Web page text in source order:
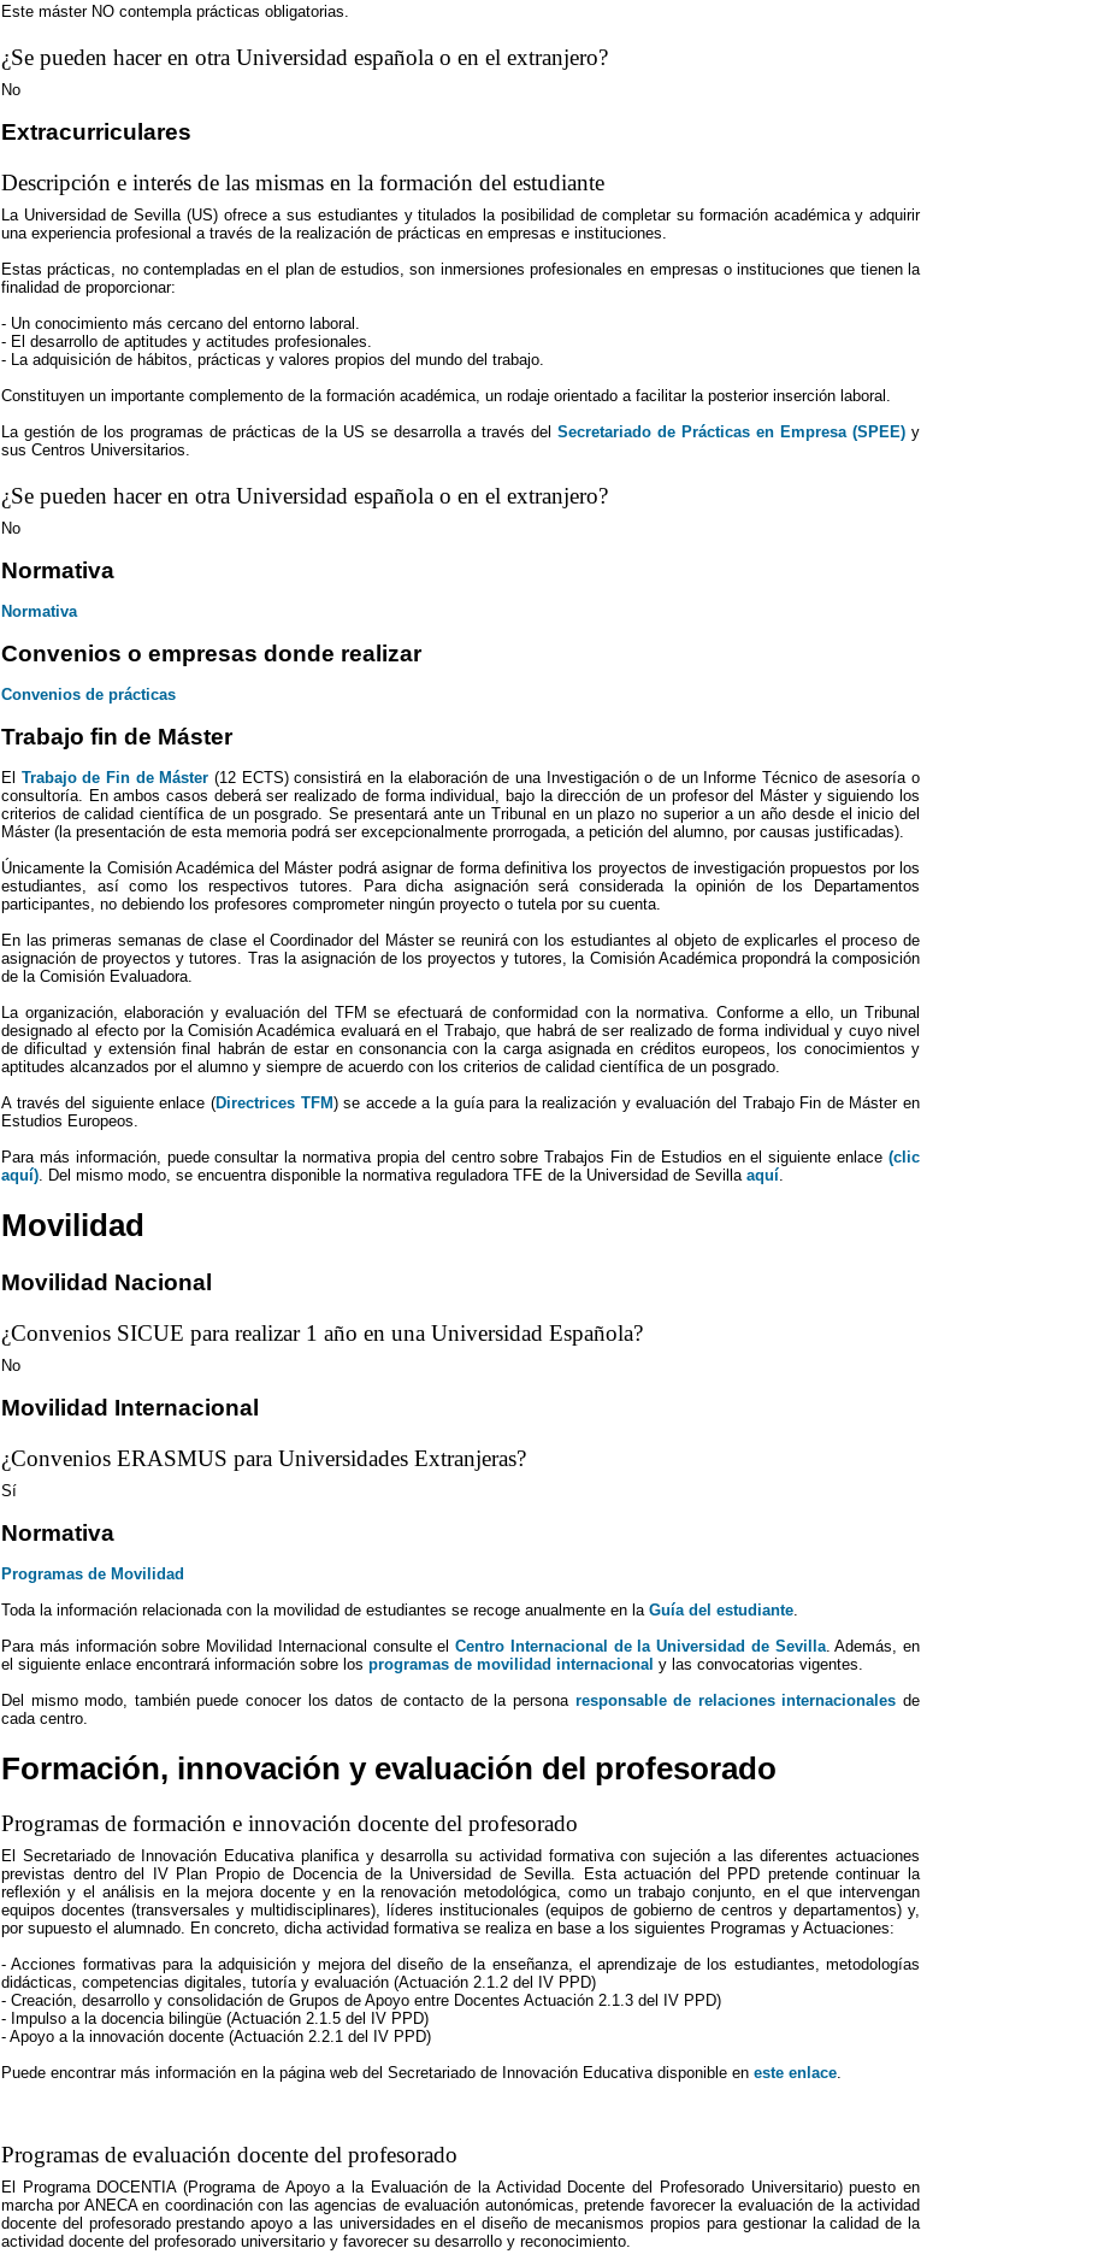
Este máster NO contempla prácticas obligatorias.
¿Se pueden hacer en otra Universidad española o en el extranjero?
No
Extracurriculares
Descripción e interés de las mismas en la formación del estudiante
La Universidad de Sevilla (US) ofrece a sus estudiantes y titulados la posibilidad de completar su formación académica y adquirir
una experiencia profesional a través de la realización de prácticas en empresas e instituciones.
Estas prácticas, no contempladas en el plan de estudios, son inmersiones profesionales en empresas o instituciones que tienen la
finalidad de proporcionar:
- Un conocimiento más cercano del entorno laboral.
- El desarrollo de aptitudes y actitudes profesionales.
- La adquisición de hábitos, prácticas y valores propios del mundo del trabajo.
Constituyen un importante complemento de la formación académica, un rodaje orientado a facilitar la posterior inserción laboral.
La gestión de los programas de prácticas de la US se desarrolla a través del Secretariado de Prácticas en Empresa (SPEE) y
sus Centros Universitarios.
¿Se pueden hacer en otra Universidad española o en el extranjero?
No
Normativa
Normativa
Convenios o empresas donde realizar
Convenios de prácticas
Trabajo fin de Máster
El Trabajo de Fin de Máster (12 ECTS) consistirá en la elaboración de una Investigación o de un Informe Técnico de asesoría o
consultoría. En ambos casos deberá ser realizado de forma individual, bajo la dirección de un profesor del Máster y siguiendo los
criterios de calidad científica de un posgrado. Se presentará ante un Tribunal en un plazo no superior a un año desde el inicio del
Máster (la presentación de esta memoria podrá ser excepcionalmente prorrogada, a petición del alumno, por causas justificadas).
Únicamente la Comisión Académica del Máster podrá asignar de forma definitiva los proyectos de investigación propuestos por los
estudiantes, así como los respectivos tutores. Para dicha asignación será considerada la opinión de los Departamentos
participantes, no debiendo los profesores comprometer ningún proyecto o tutela por su cuenta.
En las primeras semanas de clase el Coordinador del Máster se reunirá con los estudiantes al objeto de explicarles el proceso de
asignación de proyectos y tutores. Tras la asignación de los proyectos y tutores, la Comisión Académica propondrá la composición
de la Comisión Evaluadora.
La organización, elaboración y evaluación del TFM se efectuará de conformidad con la normativa. Conforme a ello, un Tribunal
designado al efecto por la Comisión Académica evaluará en el Trabajo, que habrá de ser realizado de forma individual y cuyo nivel
de dificultad y extensión final habrán de estar en consonancia con la carga asignada en créditos europeos, los conocimientos y
aptitudes alcanzados por el alumno y siempre de acuerdo con los criterios de calidad científica de un posgrado.
A través del siguiente enlace (Directrices TFM) se accede a la guía para la realización y evaluación del Trabajo Fin de Máster en
Estudios Europeos.
Para más información, puede consultar la normativa propia del centro sobre Trabajos Fin de Estudios en el siguiente enlace (clic
aquí). Del mismo modo, se encuentra disponible la normativa reguladora TFE de la Universidad de Sevilla aquí.
Movilidad
Movilidad Nacional
¿Convenios SICUE para realizar 1 año en una Universidad Española?
No
Movilidad Internacional
¿Convenios ERASMUS para Universidades Extranjeras?
Sí
Normativa
Programas de Movilidad
Toda la información relacionada con la movilidad de estudiantes se recoge anualmente en la Guía del estudiante.
Para más información sobre Movilidad Internacional consulte el Centro Internacional de la Universidad de Sevilla. Además, en
el siguiente enlace encontrará información sobre los programas de movilidad internacional y las convocatorias vigentes.
Del mismo modo, también puede conocer los datos de contacto de la persona responsable de relaciones internacionales de
cada centro.
Formación, innovación y evaluación del profesorado
Programas de formación e innovación docente del profesorado
El Secretariado de Innovación Educativa planifica y desarrolla su actividad formativa con sujeción a las diferentes actuaciones
previstas dentro del IV Plan Propio de Docencia de la Universidad de Sevilla. Esta actuación del PPD pretende continuar la
reflexión y el análisis en la mejora docente y en la renovación metodológica, como un trabajo conjunto, en el que intervengan
equipos docentes (transversales y multidisciplinares), líderes institucionales (equipos de gobierno de centros y departamentos) y,
por supuesto el alumnado. En concreto, dicha actividad formativa se realiza en base a los siguientes Programas y Actuaciones:
- Acciones formativas para la adquisición y mejora del diseño de la enseñanza, el aprendizaje de los estudiantes, metodologías
didácticas, competencias digitales, tutoría y evaluación (Actuación 2.1.2 del IV PPD)
- Creación, desarrollo y consolidación de Grupos de Apoyo entre Docentes Actuación 2.1.3 del IV PPD)
- Impulso a la docencia bilingüe (Actuación 2.1.5 del IV PPD)
- Apoyo a la innovación docente (Actuación 2.2.1 del IV PPD)
Puede encontrar más información en la página web del Secretariado de Innovación Educativa disponible en este enlace.
Programas de evaluación docente del profesorado
El Programa DOCENTIA (Programa de Apoyo a la Evaluación de la Actividad Docente del Profesorado Universitario) puesto en
marcha por ANECA en coordinación con las agencias de evaluación autonómicas, pretende favorecer la evaluación de la actividad
docente del profesorado prestando apoyo a las universidades en el diseño de mecanismos propios para gestionar la calidad de la
actividad docente del profesorado universitario y favorecer su desarrollo y reconocimiento.